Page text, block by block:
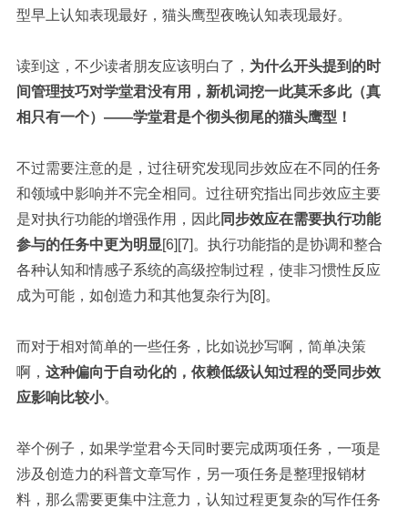
型早上认知表现最好，猫头鹰型夜晚认知表现最好。
读到这，不少读者朋友应该明白了， 为什么开头提到的时
间管理技巧对学堂君没有用，新机词挖一此莫禾多此（真
相只有一个）——学堂君是个彻头彻尾的猫头鹰型！
不过需要注意的是，过往研究发现同步效应在不同的任务
和领域中影响并不完全相同。过往研究指出同步效应主要
是对执行功能的增强作用，因此同步效应在需要执行功能
参与的任务中更为明显[6][7]。执行功能指的是协调和整合
各种认知和情感子系统的高级控制过程，使非习惯性反应
成为可能，如创造力和其他复杂行为[8]。
而对于相对简单的一些任务，比如说抄写啊，简单决策
啊， 这种偏向于自动化的，依赖低级认知过程的受同步效
应影响比较小。
举个例子，如果学堂君今天同时要完成两项任务，一项是
涉及创造力的科普文章写作，另一项任务是整理报销材
料，那么需要更集中注意力，认知过程更复杂的写作任务